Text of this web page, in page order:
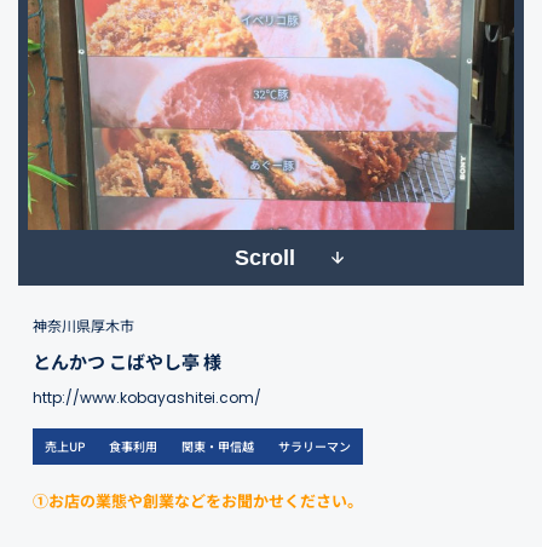
Scroll
神奈川県厚木市
とんかつ こばやし亭 様
http://www.kobayashitei.com/
売上UP 食事利用 関東・甲信越 サラリーマン
①お店の業態や創業などをお聞かせください。